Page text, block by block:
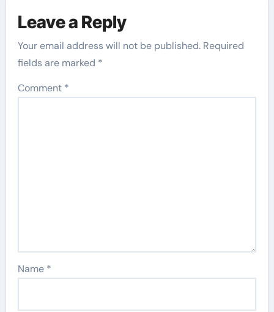
Leave a Reply
Your email address will not be published. Required
fields are marked *
Comment *
Name *